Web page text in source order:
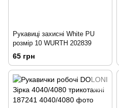
Рукавиці захисні White PU
розмір 10 WURTH 202839
65 грн